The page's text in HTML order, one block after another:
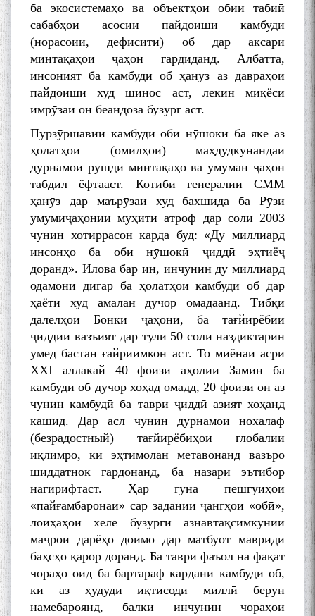
ба экосистемаҳо ва объектҳои обии табиӣ
сабабҳои асосии пайдоиши камбуди
(норасоии, дефисити) об дар аксари
минтақаҳои ҷаҳон гардиданд. Албатта,
инсоният ба камбуди об ҳанӯз аз давраҳои
пайдоиши худ шинос аст, лекин миқёси
имрӯзаи он беандоза бузург аст.
Пурзӯршавии камбуди оби нӯшокӣ ба яке аз
ҳолатҳои (омилҳои) маҳдудкунандаи
дурнамои рушди минтақаҳо ва умуман ҷаҳон
табдил ёфтааст. Котиби генералии СММ
ҳанӯз дар маърӯзаи худ бахшида ба Рӯзи
умумиҷаҳонии муҳити атроф дар соли 2003
чунин хотиррасон карда буд: «Ду миллиард
инсонҳо ба оби нӯшокӣ ҷиддӣ эҳтиёҷ
доранд». Илова бар ин, инчунин ду миллиард
одамони дигар ба ҳолатҳои камбуди об дар
ҳаёти худ амалан дучор омадаанд. Тибқи
далелҳои Бонки ҷаҳонӣ, ба тағйирёбии
ҷиддии вазъият дар тули 50 соли наздиктарин
умед бастан ғайриимкон аст. То миёнаи асри
ХХI аллакай 40 фоизи аҳолии Замин ба
камбуди об дучор хоҳад омадд, 20 фоизи он аз
чунин камбудӣ ба таври ҷиддӣ азият хоҳанд
кашид. Дар асл чунин дурнамои нохалаф
(безрадостный) тағйирёбиҳои глобалии
иқлимро, ки эҳтимолан метавонанд вазъро
шиддатнок гардонанд, ба назари эътибор
нагирифтаст. Ҳар гуна пешгӯиҳои
«пайғамбаронаи» сар задании ҷангҳои «обӣ»,
лоиҳаҳои хеле бузурги азнавтақсимкунии
маҷрои дарёҳо доимо дар матбуот мавриди
баҳсҳо қарор доранд. Ба таври фаъол на фақат
чораҳо оид ба бартараф кардани камбуди об,
ки аз ҳудуди иқтисоди миллӣ берун
намебароянд, балки инчунин чораҳои